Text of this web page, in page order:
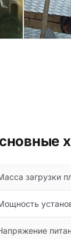
загрузки